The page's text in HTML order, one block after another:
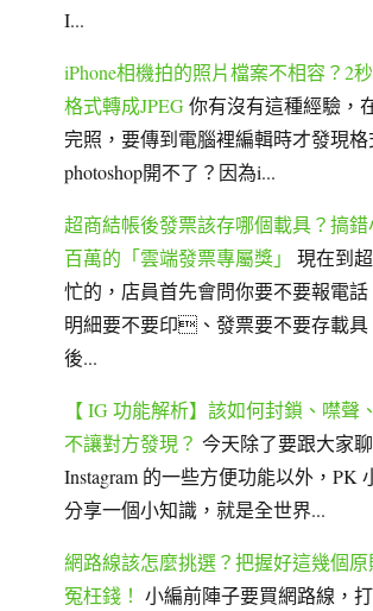
I...
iPhone相機拍的照片檔案不相容？2
格式轉成JPEG 你有沒有這種經驗，
完照，要傳到電腦裡編輯時才發現格
photoshop開不了？因為i...
超商結帳後發票該存哪個載具？搞
百萬的「雲端發票專屬獎」
現在到
忙的，店員首先會問你要不要報電
明細要不要印、發票要不要存載具
後...
【 IG 功能解析】該如何封鎖、噤聲
不讓對方發現？ 今天除了要跟大家
Instagram 的一些方便功能以外，PK
分享一個小知識，就是全世界...
網路線該怎麼挑選？把握好這幾個
冤枉錢！ 小編前陣子要買網路線，